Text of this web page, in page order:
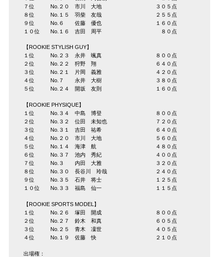
７位 No.２０ 市川 大地 ３０５点
８位 No.１５ 羽柴 友哉 ２５５点
９位 No.６ 佐藤 優也 １６０点
１０位 No.１６ 吉田 周平 ８０点
【ROOKIE STYLISH GUY】
１位 No.２３ 永井 颯真 ８００点
２位 No.２２ 狩野 翔 ６４０点
３位 No.２１ 片岡 義雅 ４２０点
４位 No.７ 永井 大樹 ３８０点
５位 No.２４ 開坂 友則 １６０点
【ROOKIE PHYSIQUE】
１位 No.３４ 中島 博登 ８００点
２位 No.３２ 位田 未知也 ７２０点
３位 No.３１ 吉田 祐希 ６４０点
４位 No.２０ 市川 大地 ５６０点
５位 No.１４ 海津 航 ４８０点
６位 No.３７ 池内 秀紀 ４００点
７位 No.３ 内田 大雅 ３２０点
８位 No.３０ 長谷川 玲哉 ２４０点
９位 No.３５ 石井 将士 １２５点
１０位 No.３３ 福島 仙一 １１５点
【ROOKIE SPORTS MODEL】
１位 No.２６ 塚田 開成 ８００点
２位 No.２７ 鈴木 和真 ６０５点
３位 No.２５ 青木 凜世 ４０５点
４位 No.１９ 佐藤 快 ２１０点
出場権：